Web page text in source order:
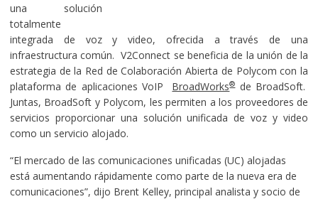
una solución
totalmente
integrada de voz y video, ofrecida a través de una
infraestructura común. V2Connect se beneficia de la unión de la
estrategia de la Red de Colaboración Abierta de Polycom con la
plataforma de aplicaciones VoIP BroadWorks®de BroadSoft.
Juntas, BroadSoft y Polycom, les permiten a los proveedores de
servicios proporcionar una solución unificada de voz y video
como un servicio alojado.
“El mercado de las comunicaciones unificadas (UC) alojadas
está aumentando rápidamente como parte de la nueva era de
comunicaciones”, dijo Brent Kelley, principal analista y socio de